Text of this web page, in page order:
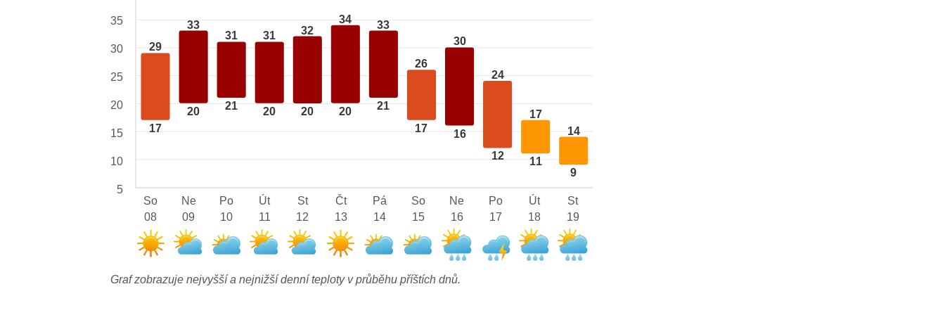
29
17
33
20
31
21
31
20
32
20
34
20
33
21
26
17
30
16
24
12
17
11
14
9
35
30
25
20
15
10
5
So
08
Ne
09
Po
10
Út
11
St
12
Čt
13
Pá
14
So
15
Ne
16
Po
17
Út
18
St
19
Graf zobrazuje nejvyšší a nejnižší denní teploty v průběhu příštích dnů.